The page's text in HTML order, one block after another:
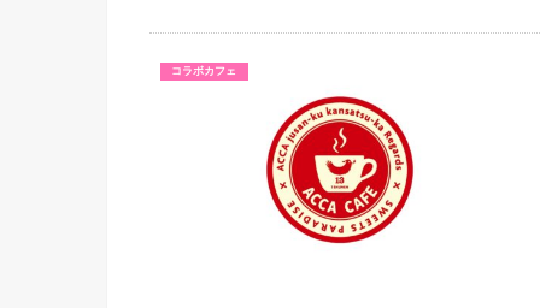
コラボカフェ